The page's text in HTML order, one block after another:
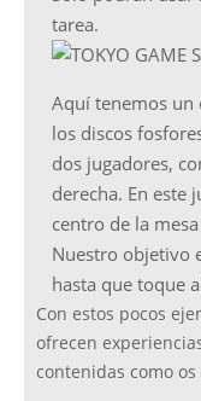
tarea.
Aquí tenemos un
los discos
dos jugadores,
derecha. En este
centro de la
Nuestro objetivo
hasta que toque
Con estos pocos
ofrecen
contenidas como